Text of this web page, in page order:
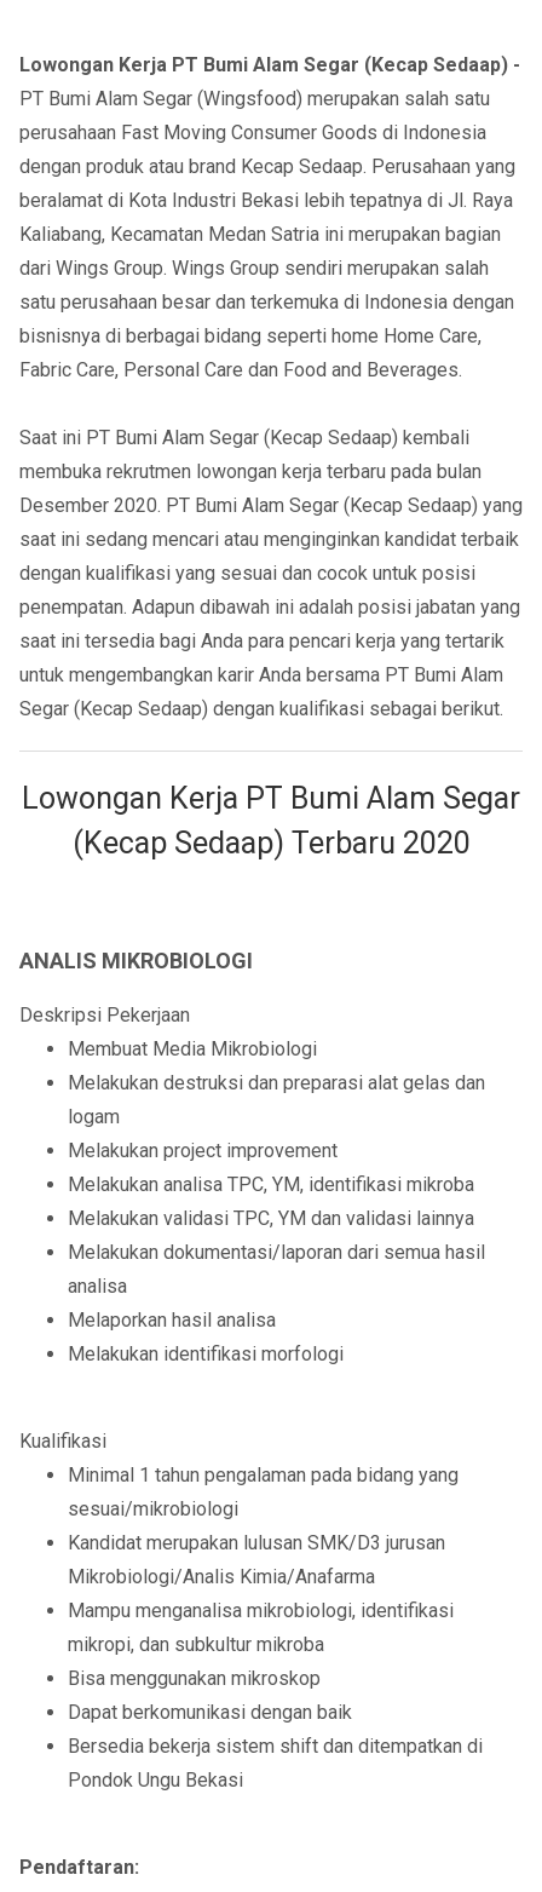
Lowongan Kerja PT Bumi Alam Segar (Kecap Sedaap) -
PT Bumi Alam Segar (Wingsfood) merupakan salah satu
perusahaan Fast Moving Consumer Goods di Indonesia
dengan produk atau brand Kecap Sedaap. Perusahaan yang
beralamat di Kota Industri Bekasi lebih tepatnya di Jl. Raya
Kaliabang, Kecamatan Medan Satria ini merupakan bagian
dari Wings Group. Wings Group sendiri merupakan salah
satu perusahaan besar dan terkemuka di Indonesia dengan
bisnisnya di berbagai bidang seperti home Home Care,
Fabric Care, Personal Care dan Food and Beverages.
Saat ini PT Bumi Alam Segar (Kecap Sedaap) kembali
membuka rekrutmen lowongan kerja terbaru pada bulan
Desember 2020. PT Bumi Alam Segar (Kecap Sedaap) yang
saat ini sedang mencari atau menginginkan kandidat terbaik
dengan kualifikasi yang sesuai dan cocok untuk posisi
penempatan. Adapun dibawah ini adalah posisi jabatan yang
saat ini tersedia bagi Anda para pencari kerja yang tertarik
untuk mengembangkan karir Anda bersama PT Bumi Alam
Segar (Kecap Sedaap) dengan kualifikasi sebagai berikut.
Lowongan Kerja PT Bumi Alam Segar
(Kecap Sedaap) Terbaru 2020
ANALIS MIKROBIOLOGI
Deskripsi Pekerjaan
Membuat Media Mikrobiologi
Melakukan destruksi dan preparasi alat gelas dan
logam
Melakukan project improvement
Melakukan analisa TPC, YM, identifikasi mikroba
Melakukan validasi TPC, YM dan validasi lainnya
Melakukan dokumentasi/laporan dari semua hasil
analisa
Melaporkan hasil analisa
Melakukan identifikasi morfologi
Kualifikasi
Minimal 1 tahun pengalaman pada bidang yang
sesuai/mikrobiologi
Kandidat merupakan lulusan SMK/D3 jurusan
Mikrobiologi/Analis Kimia/Anafarma
Mampu menganalisa mikrobiologi, identifikasi
mikropi, dan subkultur mikroba
Bisa menggunakan mikroskop
Dapat berkomunikasi dengan baik
Bersedia bekerja sistem shift dan ditempatkan di
Pondok Ungu Bekasi
Pendaftaran: